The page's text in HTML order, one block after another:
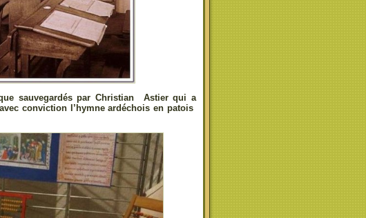
sauvegardés par Christian Astier qui a
conviction l’hymne ardéchois en patois